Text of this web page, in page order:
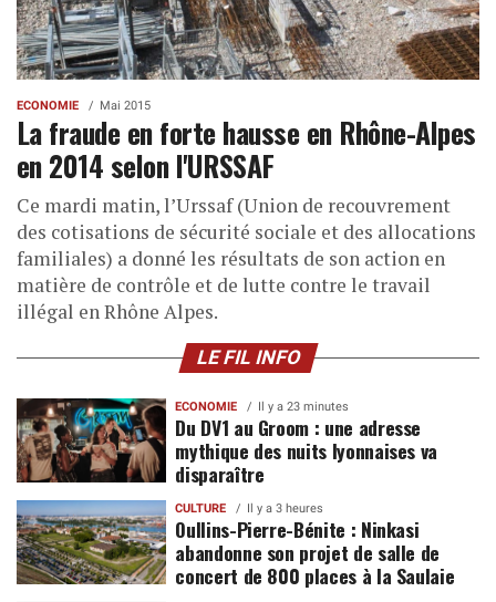
ECONOMIE Mai 2015
La fraude en forte hausse en Rhône-Alpes
en 2014 selon l'URSSAF
Ce mardi matin, l’Urssaf (Union de recouvrement
des cotisations de sécurité sociale et des allocations
familiales) a donné les résultats de son action en
matière de contrôle et de lutte contre le travail
illégal en Rhône Alpes.
LE FIL INFO
ECONOMIE Il y a 23 minutes
Du DV1 au Groom : une adresse
mythique des nuits lyonnaises va
disparaître
CULTURE Il y a 3 heures
Oullins-Pierre-Bénite : Ninkasi
abandonne son projet de salle de
concert de 800 places à la Saulaie